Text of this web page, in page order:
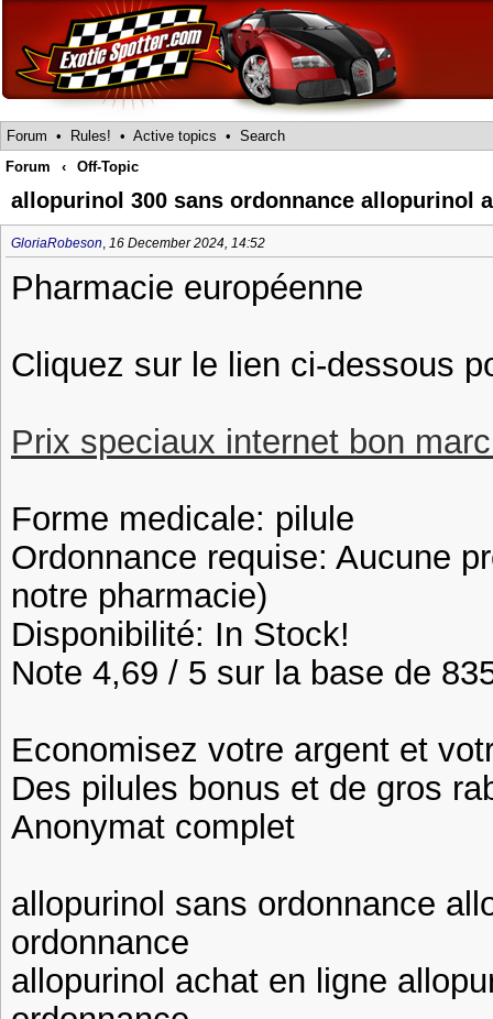
Forum • Rules! • Active topics • Search
Forum
‹ Off-Topic
allopurinol 300 sans ordonnance allopurinol
GloriaRobeson, 16 December 2024, 14:52
Pharmacie européenne
Cliquez sur le lien ci-dessous
Prix speciaux internet bon
Forme medicale: pilule
Ordonnance requise: Aucune
notre pharmacie)
Disponibilité: In Stock!
Note 4,69 / 5 sur la base de
Economisez votre argent et
Des pilules bonus et de gros
Anonymat complet
allopurinol sans ordonnance
ordonnance
allopurinol achat en ligne